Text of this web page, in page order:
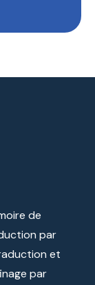
de
par
et
par